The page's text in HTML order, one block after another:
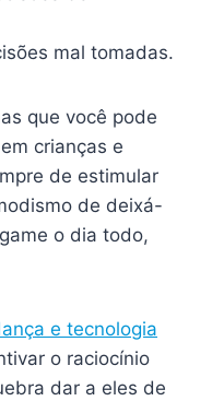
mal tomadas.
que você pode
crianças e
de estimular
de deixá-
o dia todo,
e tecnologia
o raciocínio
dar a eles de